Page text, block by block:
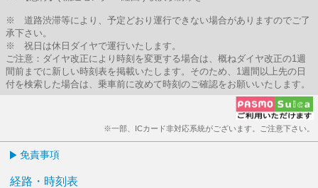
※ 道路渋滞等により、予定どおり運行できない場合がありますのでご了
承下さい。
※ 祝日は休日ダイヤで運行いたします。
ご注意：ダイヤ改正により時刻を変更する場合は、概ねダイヤ改正の1週
間前までに新しい時刻表を掲載いたします。そのため、1週間以上先の日
付を検索した場合は、乗車前に改めて時刻のご確認をお願いいたします。
※一部、ICカード非対応系統がございます。ご注意下さい。
免責事項
経路・時刻表